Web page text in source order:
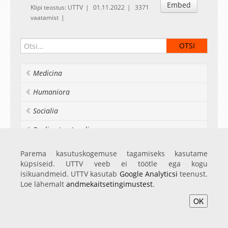
Embed
Klipi teostus: UTTV 01.11.2022
3371
vaatamist
Medicina
Humaniora
Socialia
Realia et naturalia
Ülikoolist veel
Parema kasutuskogemuse tagamiseks kasutame
küpsiseid. UTTV veeb ei töötle ega kogu
isikuandmeid. UTTV kasutab Google Analyticsi teenust.
Loe lähemalt andmekaitsetingimustest.
OK